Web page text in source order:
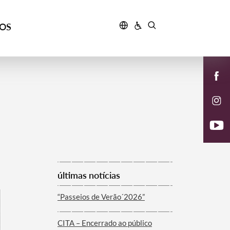
últimas notícias
“Passeios de Verão´2026”
CITA – Encerrado ao público